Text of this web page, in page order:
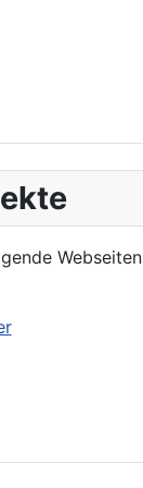
Webseiten